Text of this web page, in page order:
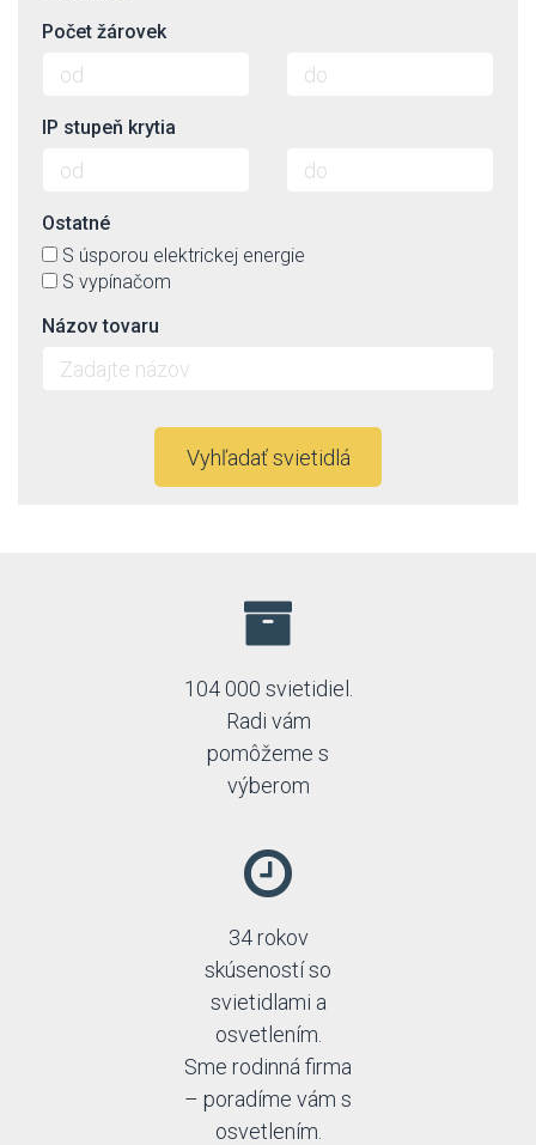
Počet žárovek
IP stupeň krytia
Ostatné
S úsporou elektrickej energie
S vypínačom
Názov tovaru
Vyhľadať svietidlá
104 000 svietidiel.
Radi vám
pomôžeme s
výberom
34 rokov
skúseností so
svietidlami a
osvetlením.
Sme rodinná firma
– poradíme vám s
osvetlením.